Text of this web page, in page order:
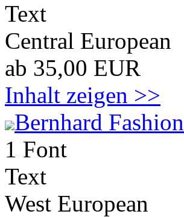
Text
Central European
ab 35,00 EUR
Inhalt zeigen >>
Bernhard
1 Font
Text
West European